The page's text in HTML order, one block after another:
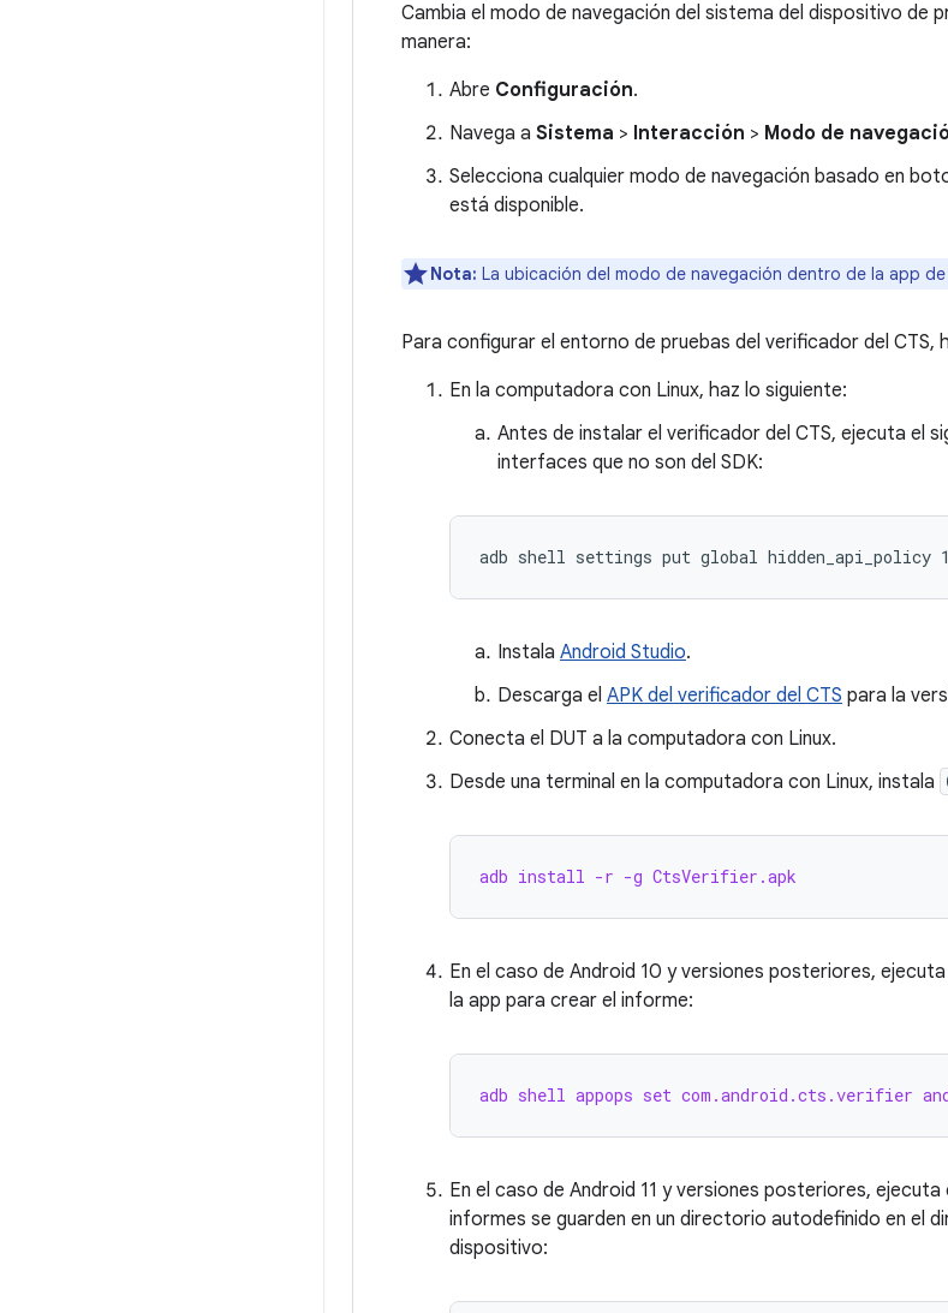
Cambia el modo de navegación del sistema del dispositivo de
manera:
Abre Configuración.
Navega a Sistema > Interacción > Modo de
Selecciona cualquier modo de navegación basado en
está disponible.
Nota: La ubicación del modo de navegación dentro de la app
Para configurar el entorno de pruebas del verificador del CTS,
En la computadora con Linux, haz lo siguiente:
Antes de instalar el verificador del CTS, ejecuta el
interfaces que no son del SDK:
Instala Android Studio.
Descarga el APK del verificador del CTS para la
Conecta el DUT a la computadora con Linux.
Desde una terminal en la computadora con Linux, instala
adb install -r -g CtsVerifier.apk
En el caso de Android 10 y versiones posteriores,
la app para crear el informe:
adb shell appops set com.android.cts.verifier
En el caso de Android 11 y versiones posteriores,
informes se guarden en un directorio autodefinido en el
dispositivo: